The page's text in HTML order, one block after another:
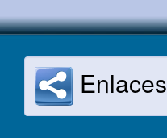
Enlaces